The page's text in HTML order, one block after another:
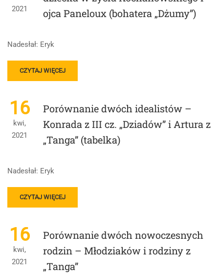
2021
ojca Paneloux (bohatera „Dżumy”)
Nadesłał: Eryk
READ
MORE
PORÓWNANIE
DOŚWIADCZENIA
ŚMIERCI
DZIECKA
W
I
PANELOUX
(BOHATERA
„DŻUMY”)
CZYTAJ WIĘCEJ
16
kwi,
2021
Porównanie dwóch idealistów –
Konrada z III cz. „Dziadów” i Artura z
„Tanga” (tabelka)
Nadesłał: Eryk
READ
MORE
PORÓWNANIE
DWÓCH
IDEALISTÓW
KONRADA
CZYTAJ WIĘCEJ
16
kwi,
2021
Porównanie dwóch nowoczesnych
rodzin – Młodziaków i rodziny z
„Tanga”